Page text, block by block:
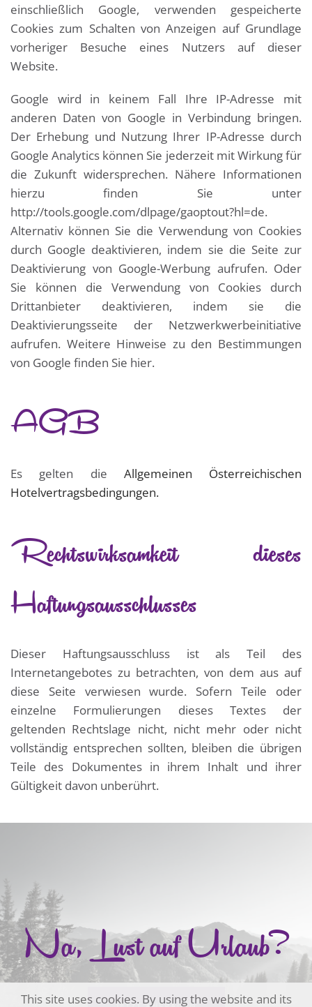
einschließlich Google, verwenden gespeicherte
Cookies zum Schalten von Anzeigen auf Grundlage
vorheriger Besuche eines Nutzers auf dieser
Website.
Google wird in keinem Fall Ihre IP-Adresse mit
anderen Daten von Google in Verbindung bringen.
Der Erhebung und Nutzung Ihrer IP-Adresse durch
Google Analytics können Sie jederzeit mit Wirkung für
die Zukunft widersprechen. Nähere Informationen
hierzu finden Sie unter
http://tools.google.com/dlpage/gaoptout?hl=de.
Alternativ können Sie die Verwendung von Cookies
durch Google deaktivieren, indem sie die Seite zur
Deaktivierung von Google-Werbung aufrufen. Oder
Sie können die Verwendung von Cookies durch
Drittanbieter deaktivieren, indem sie die
Deaktivierungsseite der Netzwerkwerbeinitiative
aufrufen. Weitere Hinweise zu den Bestimmungen
von Google finden Sie hier.
AGB
Es gelten die Allgemeinen Österreichischen
Hotelvertragsbedingungen.
Rechtswirksamkeit dieses
Haftungsausschlusses
Dieser Haftungsausschluss ist als Teil des
Internetangebotes zu betrachten, von dem aus auf
diese Seite verwiesen wurde. Sofern Teile oder
einzelne Formulierungen dieses Textes der
geltenden Rechtslage nicht, nicht mehr oder nicht
vollständig entsprechen sollten, bleiben die übrigen
Teile des Dokumentes in ihrem Inhalt und ihrer
Gültigkeit davon unberührt.
Na, Lust auf Urlaub?
This site uses cookies. By using the website and its